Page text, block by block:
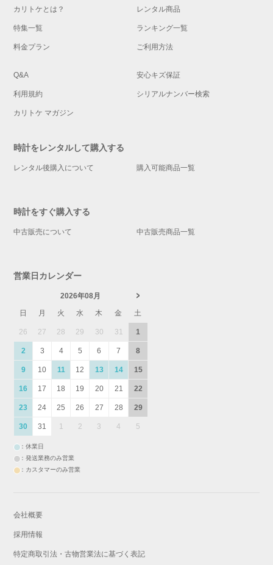
カリトケとは？ レンタル商品
特集一覧 ランキング一覧
料金プラン ご利用方法
Q&A 安心キズ保証
利用規約 シリアルナンバー検索
カリトケ マガジン
時計をレンタルして購入する
レンタル後購入について 購入可能商品一覧
時計をすぐ購入する
中古販売について 中古販売商品一覧
営業日カレンダー
2026年08月
日
月 火 水 木 金 土
26 27 28 29 30 31 1
2 3 4 5 6 7 8
9 10 11 12 13 14 15
16 17 18 19 20 21 22
23 24 25 26 27 28 29
30 31 1 2 3 4 5
：休業日
：発送業務のみ営業
：カスタマーのみ営業
会社概要
採用情報
特定商取引法・古物営業法に基づく表記